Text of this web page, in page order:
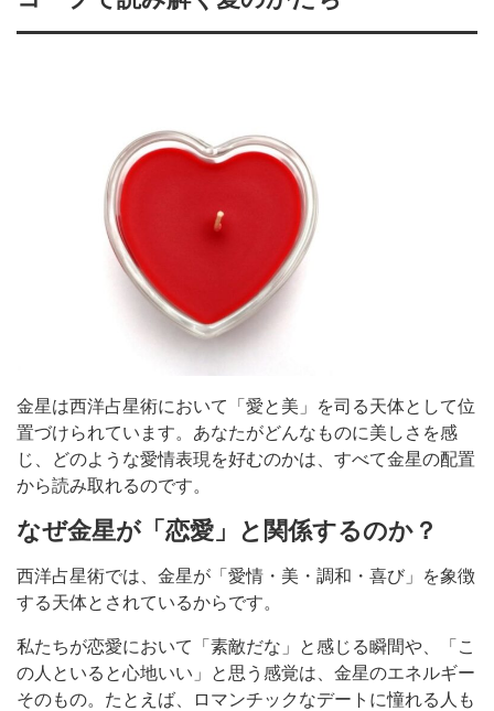
金星は西洋占星術において「愛と美」を司る天体として位
置づけられています。あなたがどんなものに美しさを感
じ、どのような愛情表現を好むのかは、すべて金星の配置
から読み取れるのです。
なぜ金星が「恋愛」と関係するのか？
西洋占星術では、金星が「愛情・美・調和・喜び」を象徴
する天体とされているからです。
私たちが恋愛において「素敵だな」と感じる瞬間や、「こ
の人といると心地いい」と思う感覚は、金星のエネルギー
そのもの。たとえば、ロマンチックなデートに憧れる人も